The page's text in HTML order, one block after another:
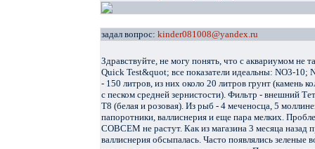
задал вопрос: kinder081008@yandex.ru
Здравствуйте, не могу понять, что с аквариумом не
Quick Test&quot; все показатели идеальны: NO3-
- 150 литров, из них около 20 литров грунт (камень
с песком средней зернистости). Фильтр - внешний
Т8 (белая и розовая). Из рыб - 4 меченосца, 5
папоротники, валлиснерия и еще пара мелких.
СОВСЕМ не растут. Как из магазина 3 месяца назад
валлиснерия обсыпалась. Часто появлялись зеленые